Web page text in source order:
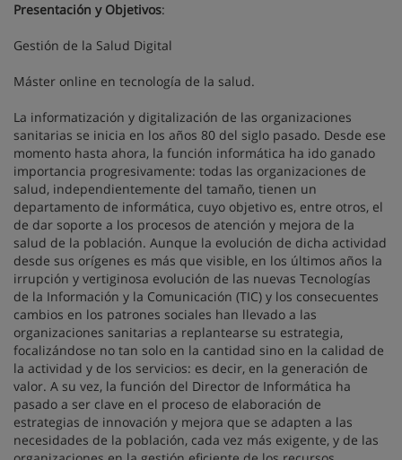
Presentación y Objetivos:
Gestión de la Salud Digital
Máster online en tecnología de la salud.
La informatización y digitalización de las organizaciones
sanitarias se inicia en los años 80 del siglo pasado. Desde ese
momento hasta ahora, la función informática ha ido ganado
importancia progresivamente: todas las organizaciones de
salud, independientemente del tamaño, tienen un
departamento de informática, cuyo objetivo es, entre otros, el
de dar soporte a los procesos de atención y mejora de la
salud de la población. Aunque la evolución de dicha actividad
desde sus orígenes es más que visible, en los últimos años la
irrupción y vertiginosa evolución de las nuevas Tecnologías
de la Información y la Comunicación (TIC) y los consecuentes
cambios en los patrones sociales han llevado a las
organizaciones sanitarias a replantearse su estrategia,
focalizándose no tan solo en la cantidad sino en la calidad de
la actividad y de los servicios: es decir, en la generación de
valor. A su vez, la función del Director de Informática ha
pasado a ser clave en el proceso de elaboración de
estrategias de innovación y mejora que se adapten a las
necesidades de la población, cada vez más exigente, y de las